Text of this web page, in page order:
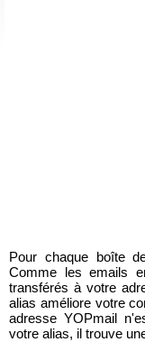
Pour chaque boîte
Comme les emails
transférés à votre
alias améliore votre
adresse YOPmail
votre alias, il trouve